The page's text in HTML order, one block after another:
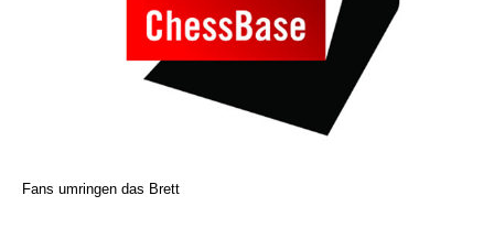
Fans umringen das Brett